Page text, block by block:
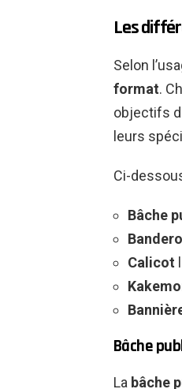
Les
Selon
format.
objectifs
leurs
Ci-
Bâche
Calicot
Bâche
La bâche